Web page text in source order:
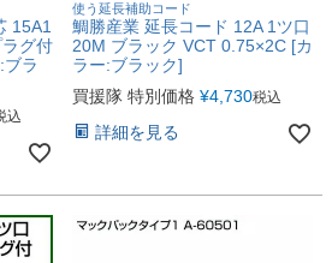
15A1
グ付
ラ
込
使う延長補助コード
鯛勝産業 延長コード 12A 1ツ口
20M ブラック VCT 0.75×2C [カ
ラー:ブラック]
買援隊 特別価格 ¥4,730税込
詳細を見る